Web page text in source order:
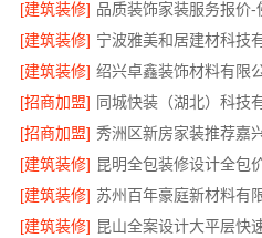
[建筑装修]
[建筑装修]
[建筑装修]
[招商加盟]
[招商加盟] 秀洲区新房家装推荐嘉
[建筑装修] 昆明全包装修设计全包
[建筑装修]
[建筑装修]